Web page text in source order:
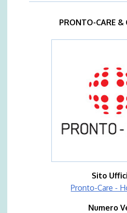
PRONTO-CARE &
Sito
Pronto-Care -
Numero